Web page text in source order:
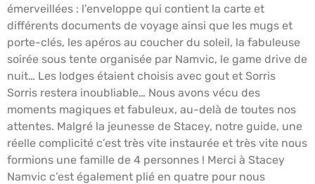
émerveillées : l’enveloppe qui contient la carte et
différents documents de voyage ainsi que les mugs et
porte-clés, les apéros au coucher du soleil, la fabuleuse
soirée sous tente organisée par Namvic, le game drive de
nuit… Les lodges étaient choisis avec gout et Sorris
Sorris restera inoubliable… Nous avons vécu des
moments magiques et fabuleux, au-delà de toutes nos
attentes. Malgré la jeunesse de Stacey, notre guide, une
réelle complicité c’est très vite instaurée et très vite nous
formions une famille de 4 personnes ! Merci à Stacey
Namvic c’est également plié en quatre pour nous